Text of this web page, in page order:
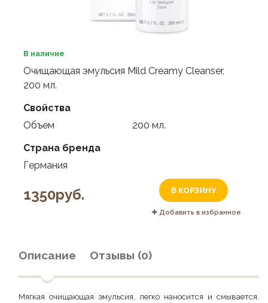
В наличие
Очищающая эмульсия Mild Creamy Cleanser,
200 мл.
Свойства
Объем
200 мл.
Страна бренда
Германия
1350руб. В КОРЗИНУ
Добавить в избранное
Описание Отзывы (0)
Мягкая очищающая эмульсия, легко наносится и смывается.